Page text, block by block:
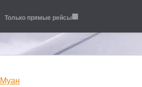
Только прямые рейсы
Муан